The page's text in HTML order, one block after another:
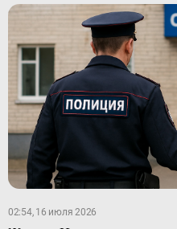
02:54, 16 июля 2026